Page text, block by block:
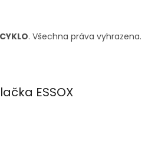
. Všechna práva vyhrazena.
ESSOX